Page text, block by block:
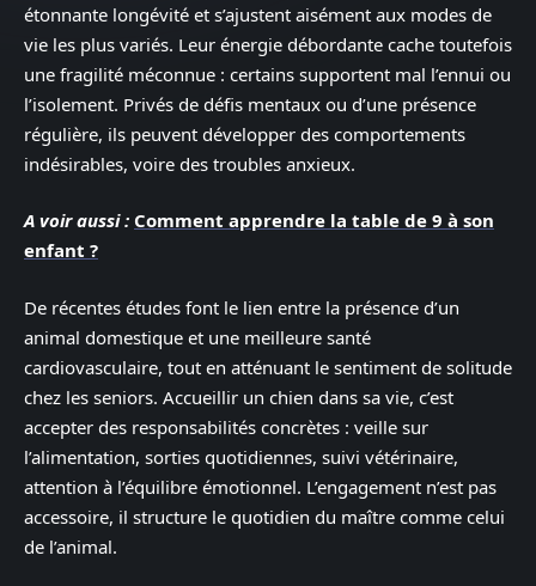
étonnante longévité et s’ajustent aisément aux modes de
vie les plus variés. Leur énergie débordante cache toutefois
une fragilité méconnue : certains supportent mal l’ennui ou
l’isolement. Privés de défis mentaux ou d’une présence
régulière, ils peuvent développer des comportements
indésirables, voire des troubles anxieux.
A voir aussi : Comment apprendre la table de 9 à son
enfant ?
De récentes études font le lien entre la présence d’un
animal domestique et une meilleure santé
cardiovasculaire, tout en atténuant le sentiment de solitude
chez les seniors. Accueillir un chien dans sa vie, c’est
accepter des responsabilités concrètes : veille sur
l’alimentation, sorties quotidiennes, suivi vétérinaire,
attention à l’équilibre émotionnel. L’engagement n’est pas
accessoire, il structure le quotidien du maître comme celui
de l’animal.